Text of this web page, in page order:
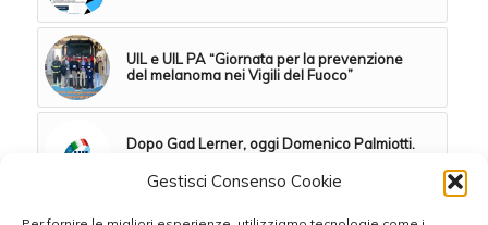
Gestisci Consenso Cookie
UIL e UIL PA “Giornata per la prevenzione
del melanoma nei Vigili del Fuoco”
Dopo Gad Lerner, oggi Domenico Palmiotti.
Tessitura di Mottola – Gruppo Albini C’è una